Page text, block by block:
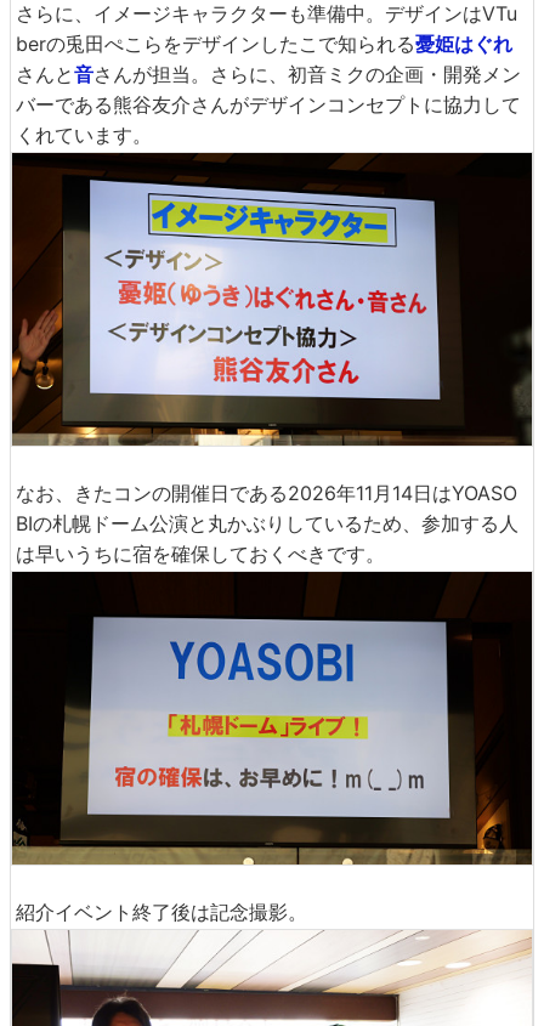
さらに、イメージキャラクターも準備中。デザインはVTu
berの兎田ぺこらをデザインしたこで知られる憂姫はぐれ
さんと音さんが担当。さらに、初音ミクの企画・開発メン
バーである熊谷友介さんがデザインコンセプトに協力して
くれています。
なお、きたコンの開催日である2026年11月14日はYOASO
BIの札幌ドーム公演と丸かぶりしているため、参加する人
は早いうちに宿を確保しておくべきです。
紹介イベント終了後は記念撮影。